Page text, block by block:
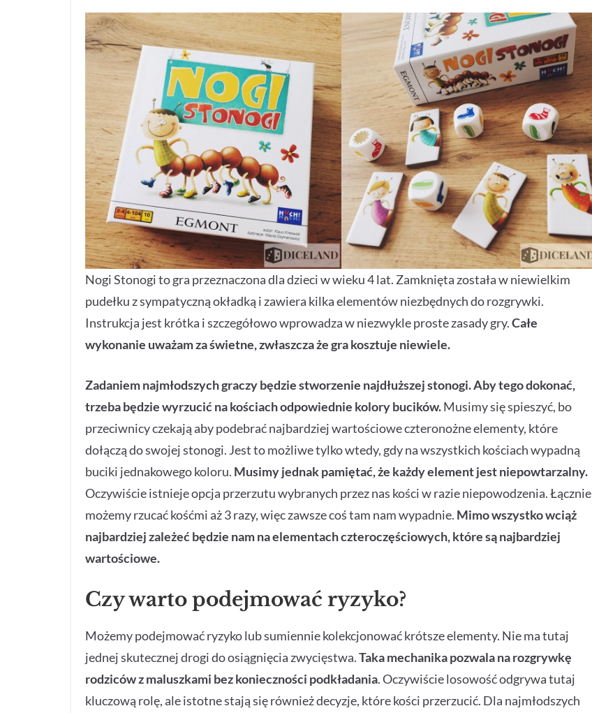
Nogi Stonogi to gra przeznaczona dla dzieci w wieku 4 lat. Zamknięta została w niewielkim
pudełku z sympatyczną okładką i zawiera kilka elementów niezbędnych do rozgrywki.
Instrukcja jest krótka i szczegółowo wprowadza w niezwykle proste zasady gry.Całe
wykonanie uważam za świetne, zwłaszcza że gra kosztuje niewiele.
Zadaniem najmłodszych graczy będzie stworzenie najdłuższej stonogi. Aby tego dokonać,
trzeba będzie wyrzucić na kościach odpowiednie kolory bucików.Musimy się spieszyć, bo
przeciwnicy czekają aby podebrać najbardziej wartościowe czteronożne elementy, które
dołączą do swojej stonogi. Jest to możliwe tylko wtedy, gdy na wszystkich kościach wypadną
buciki jednakowego koloru. Musimy jednak pamiętać, że każdy element jest niepowtarzalny.
Oczywiście istnieje opcja przerzutu wybranych przez nas kości w razie niepowodzenia. Łącznie
możemy rzucać kośćmi aż 3 razy, więc zawsze coś tam nam wypadnie. Mimo wszystko wciąż
najbardziej zależeć będzie nam na elementach czteroczęściowych, które są najbardziej
wartościowe.
Czy warto podejmować ryzyko?
Możemy podejmować ryzyko lub sumiennie kolekcjonować krótsze elementy. Nie ma tutaj
jednej skutecznej drogi do osiągnięcia zwycięstwa.Taka mechanika pozwala na rozgrywkę
rodziców z maluszkami bez konieczności podkładania. Oczywiście losowość odgrywa tutaj
kluczową rolę, ale istotne stają się również decyzje, które kości przerzucić. Dla najmłodszych